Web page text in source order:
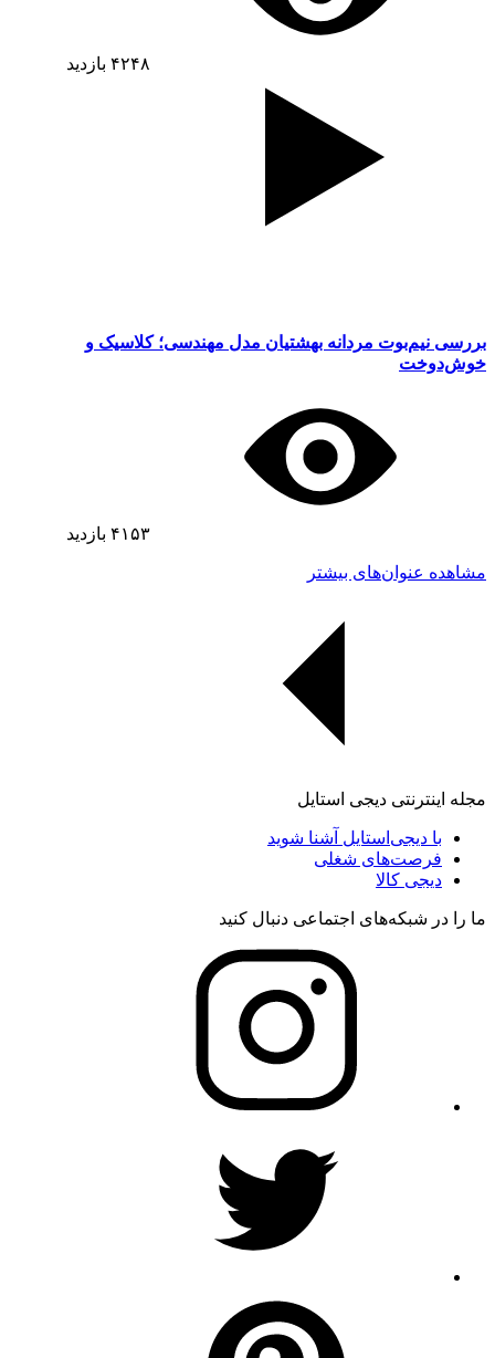
۴۲۴۸ بازدید
بررسی نیم‌بوت مردانه بهشتیان مدل مهندسی؛ کلاسیک و
خوش‌دوخت
۴۱۵۳ بازدید
مشاهده عنوان‌های بیشتر
مجله اینترنتی دیجی استایل
با دیجی‌استایل آشنا شوید
فرصت‌های شغلی
دیجی کالا
ما را در شبکه‌های اجتماعی دنبال کنید